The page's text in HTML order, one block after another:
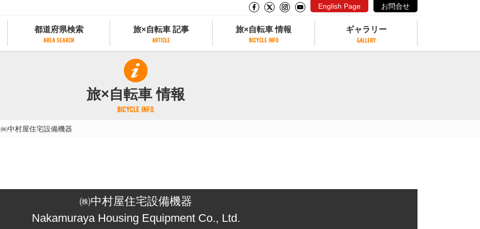
English Page お問合せ
都道府県検索
都道府県別サイクリング情報
都道府県アクセスランキング
旅×自転車 記事
旅×自転車 記事
記事一覧
カテゴリから探す
旅×自転車 情報
サイクリストにやさしい宿
サイクルトレイン
タンデム自転車があるレンタサイクル
レンタサイクルがある道の駅
ギャラリー
旅×自転車 情報
㈱中村屋住宅設備機器
㈱中村屋住宅設備機器
Nakamuraya Housing Equipment Co., Ltd.